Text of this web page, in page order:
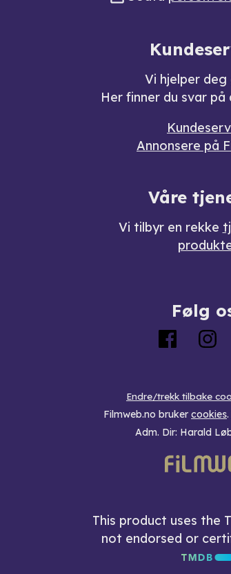
Vi hjelper deg
Her finner du svar på
Annonsere på
Våre
Vi tilbyr en rekke
Følg
Endre/trekk tilbake
Filmweb.no bruker cookies.
Adm. Dir: Harald
This product uses the
not endorsed or